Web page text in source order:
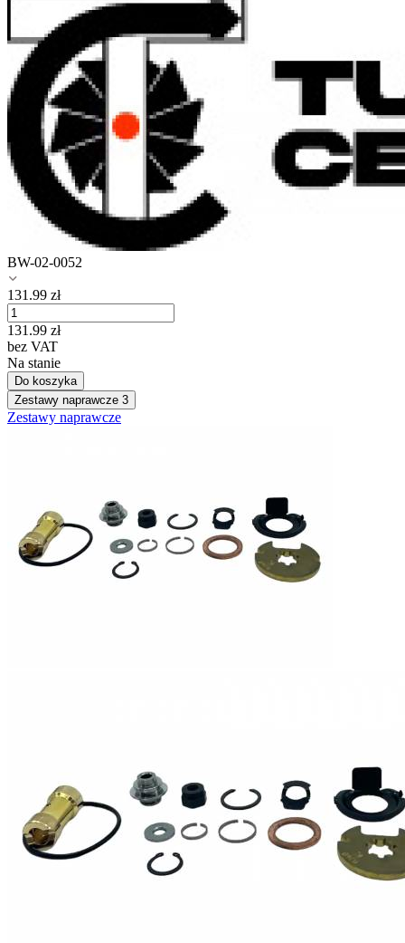
BW-02-0052
131.99 zł
131.99 zł
bez VAT
Na stanie
Do koszyka
Zestawy naprawcze 3
Zestawy naprawcze